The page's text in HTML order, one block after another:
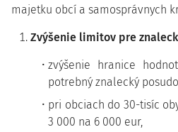
majetku obcí a samosprávnych
Zvýšenie limitov pre
zvýšenie hranice
potrebný znalecký
pri obciach do 30-tisíc
3 000 na 6 000 eur,